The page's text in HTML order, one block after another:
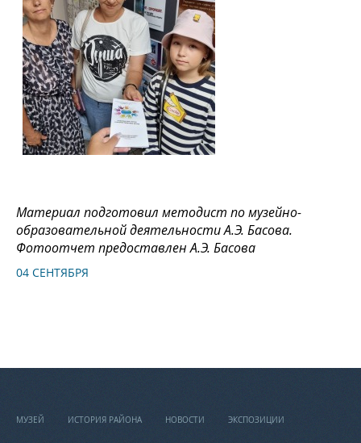
Материал подготовил методист по музейно-
образовательной деятельности А.Э. Басова.
Фотоотчет предоставлен А.Э. Басова
04 СЕНТЯБРЯ
МУЗЕЙ ИСТОРИЯ РАЙОНА НОВОСТИ ЭКСПОЗИЦИИ